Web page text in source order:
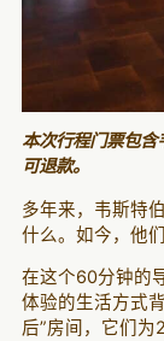
本次行程门票包
可退款。
多年来，韦斯特
什么。如今，他
在这个60分钟的
体验的生活方式
后”房间，它们